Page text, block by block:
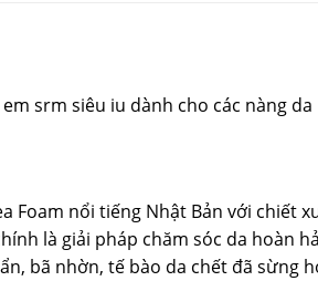
srm siêu iu dành cho các nàng da
Foam nổi tiếng Nhật Bản với chiết
là giải pháp chăm sóc da hoàn
bã nhờn, tế bào da chết đã sừng